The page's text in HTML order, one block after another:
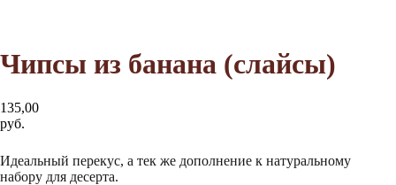
Чипсы из банана (слайсы)
135,00
руб.
Идеальный перекус, а тек же дополнение к натуральному
набору для десерта.